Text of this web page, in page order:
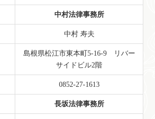
中村法律事務所
中村 寿夫
島根県松江市東本町5-16-9 リバー
サイドビル2階
0852-27-1613
長坂法律事務所